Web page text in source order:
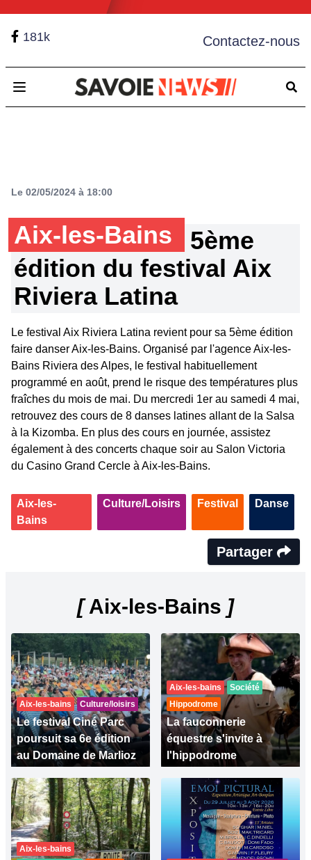
181k Contactez-nous
Open main menu
Le 02/05/2024 à 18:00
Aix-les-Bains
5ème
édition du festival Aix
Riviera Latina
Le festival Aix Riviera Latina revient pour sa 5ème édition
faire danser Aix-les-Bains. Organisé par l'agence Aix-les-
Bains Riviera des Alpes, le festival habituellement
programmé en août, prend le risque des températures plus
fraîches du mois de mai. Du mercredi 1er au samedi 4 mai,
retrouvez des cours de 8 danses latines allant de la Salsa
à la Kizomba. En plus des cours en journée, assistez
également à des concerts chaque soir au Salon Victoria
du Casino Grand Cercle à Aix-les-Bains.
Aix-les-
Bains
Culture/Loisirs Festival Danse
Partager
[Aix-les-Bains ]
Aix-les-bains Culture/loisirs
Le festival Ciné Parc
poursuit sa 6e édition
au Domaine de Marlioz
Aix-les-bains
Société
Hippodrome
La fauconnerie
équestre s'invite à
l'hippodrome
Aix-les-bains